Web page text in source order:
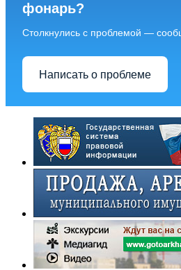
фонарь?
Столкнулись с проблемой —
Написать о проблеме